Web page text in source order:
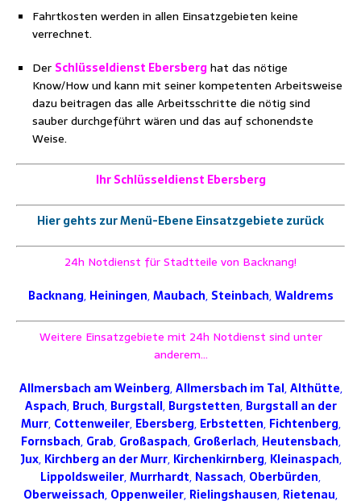
Fahrtkosten werden in allen Einsatzgebieten keine
verrechnet.
Der Schlüsseldienst Ebersberghat das nötige
Know/How und kann mit seiner kompetenten Arbeitsweise
dazu beitragen das alle Arbeitsschritte die nötig sind
sauber durchgeführt wären und das auf schonendste
Weise.
Ihr Schlüsseldienst Ebersberg
Hier gehts zur Menü-Ebene Einsatzgebiete zurück
24h Notdienst für Stadtteile von Backnang!
Backnang, Heiningen,Maubach, Steinbach,Waldrems
Weitere Einsatzgebiete mit 24h Notdienst sind unter
anderem…
Allmersbach am Weinberg,Allmersbach im Tal,Althütte,
Aspach, Bruch, Burgstall, Burgstetten, Burgstall an der
Murr, Cottenweiler, Ebersberg, Erbstetten, Fichtenberg,
Fornsbach, Grab, Großaspach, Großerlach, Heutensbach,
Jux, Kirchberg an der Murr, Kirchenkirnberg, Kleinaspach,
Lippoldsweiler,Murrhardt, Nassach, Oberbürden,
Oberweissach, Oppenweiler, Rielingshausen, Rietenau,